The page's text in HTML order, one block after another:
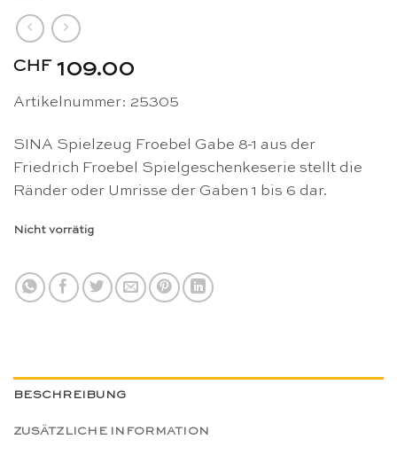
CHF 109.00
Artikelnummer: 25305
SINA Spielzeug Froebel Gabe 8-1 aus der
Friedrich Froebel Spielgeschenkeserie stellt die
Ränder oder Umrisse der Gaben 1 bis 6 dar.
Nicht vorrätig
BESCHREIBUNG
ZUSÄTZLICHE INFORMATION